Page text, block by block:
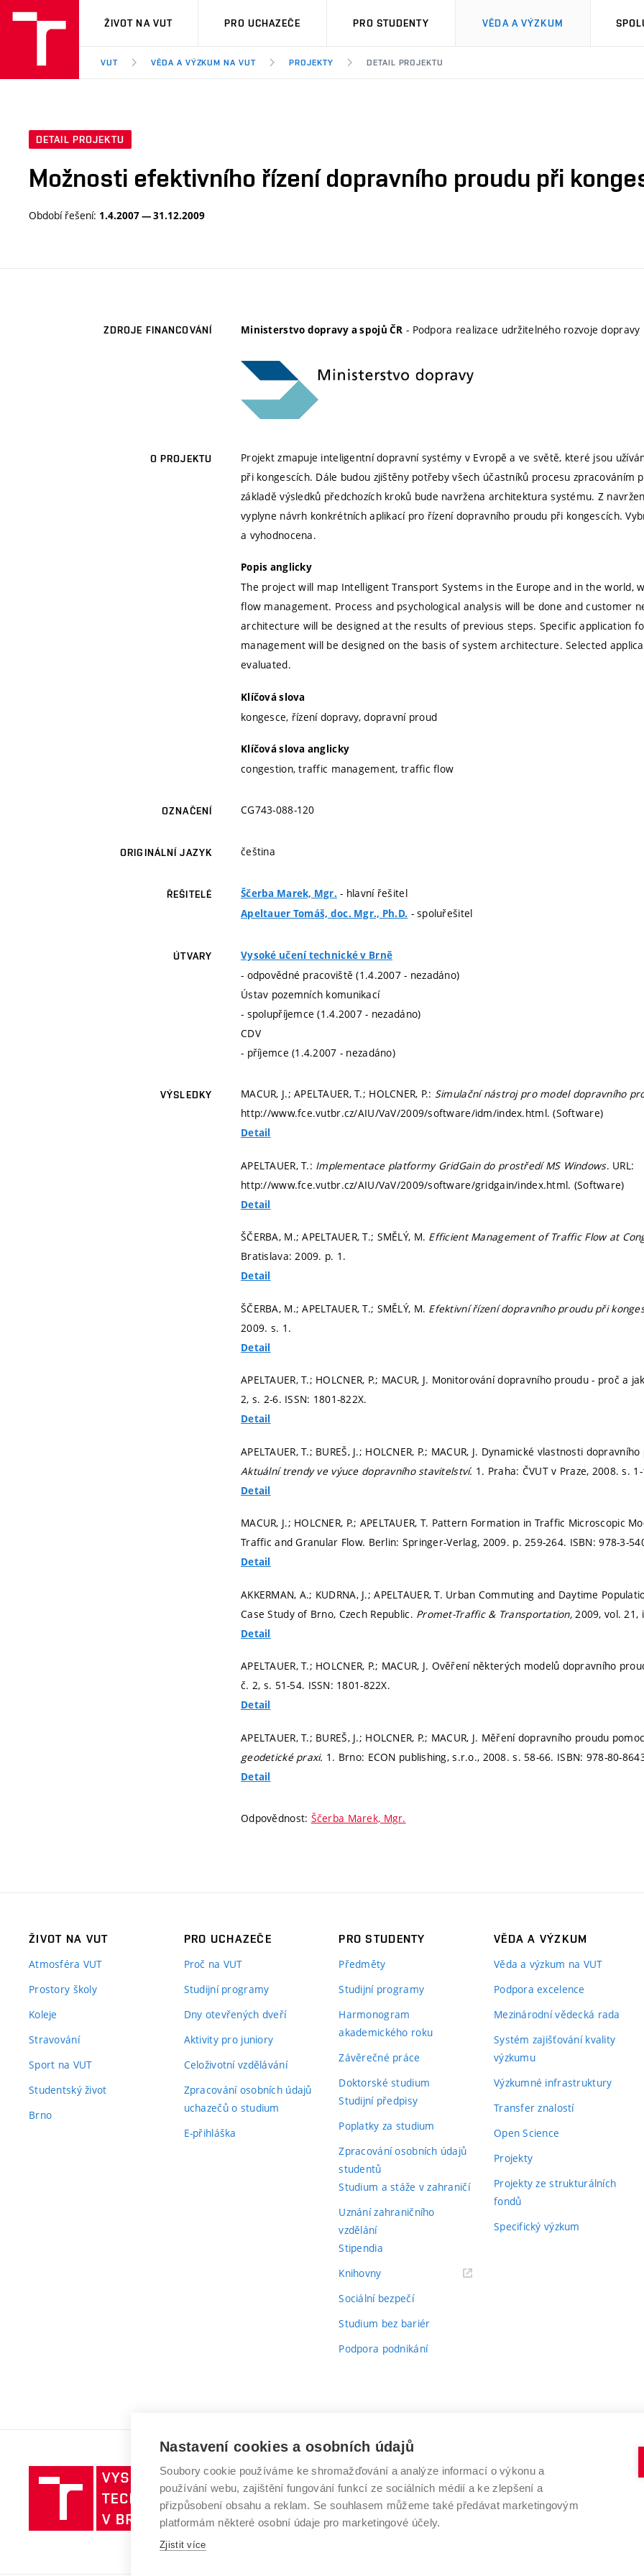
VUT
ŽIVOT NA VUT PRO UCHAZEČE PRO STUDENTY VĚDA A VÝZKUM
VUT VĚDA A VÝZKUM NA VUT PROJEKTY DETAIL PROJEKTU
DETAIL PROJEKTU
Možnosti efektivního řízení dopravního proudu při
Období řešení: 1.4.2007 — 31.12.2009
ZDROJE FINANCOVÁNÍ Ministerstvo dopravy a spojů ČR - Podpora realizace udržitelného rozvoje dopravy
O PROJEKTU
Projekt zmapuje inteligentní dopravní systémy v Evropě a ve světě, které jsou
při kongescích. Dále budou zjištěny potřeby všech účastníků procesu zpracováním
základě výsledků předchozích kroků bude navržena architektura systému. Z
vyplyne návrh konkrétních aplikací pro řízení dopravního proudu při kongescích.
a vyhodnocena.
Popis anglicky
The project will map Intelligent Transport Systems in the Europe and in the world,
flow management. Process and psychological analysis will be done and customer
architecture will be designed at the results of previous steps. Specific application
management will be designed on the basis of system architecture. Selected
evaluated.
Klíčová slova
kongesce, řízení dopravy, dopravní proud
Klíčová slova anglicky
congestion, traffic management, traffic flow
OZNAČENÍ CG743-088-120
ORIGINÁLNÍ JAZYK čeština
ŘEŠITELÉ Ščerba Marek, Mgr. - hlavní řešitel
Apeltauer Tomáš, doc. Mgr., Ph.D. - spoluřešitel
ÚTVARY Vysoké učení technické v Brně
- odpovědné pracoviště (1.4.2007 - nezadáno)
Ústav pozemních komunikací
- spolupříjemce (1.4.2007 - nezadáno)
CDV
- příjemce (1.4.2007 - nezadáno)
VÝSLEDKY MACUR, J.; APELTAUER, T.; HOLCNER, P.: Simulační nástroj pro model dopravního
http://www.fce.vutbr.cz/AIU/VaV/2009/software/idm/index.html. (Software)
Detail
APELTAUER, T.: Implementace platformy GridGain do prostředí MS Windows. URL:
http://www.fce.vutbr.cz/AIU/VaV/2009/software/gridgain/index.html. (Software)
Detail
ŠČERBA, M.; APELTAUER, T.; SMĚLÝ, M. Efficient Management of Traffic Flow at
Bratislava: 2009. p. 1.
Detail
ŠČERBA, M.; APELTAUER, T.; SMĚLÝ, M. Efektivní řízení dopravního proudu při
2009. s. 1.
Detail
APELTAUER, T.; HOLCNER, P.; MACUR, J. Monitorování dopravního proudu - proč a
2, s. 2-6. ISSN: 1801-822X.
Detail
APELTAUER, T.; BUREŠ, J.; HOLCNER, P.; MACUR, J. Dynamické vlastnosti
Aktuální trendy ve výuce dopravního stavitelství. 1. Praha: ČVUT v Praze, 2008.s.
Detail
MACUR, J.; HOLCNER, P.; APELTAUER, T. Pattern Formation in Traffic Microscopic
Traffic and Granular Flow. Berlin: Springer-Verlag, 2009. p. 259-264. ISBN: 978-3-
Detail
AKKERMAN, A.; KUDRNA, J.; APELTAUER, T. Urban Commuting and Daytime
Case Study of Brno, Czech Republic. Promet-Traffic & Transportation, 2009, vol. 21,
Detail
APELTAUER, T.; HOLCNER, P.; MACUR, J. Ověření některých modelů dopravního
č. 2, s. 51-54. ISSN: 1801-822X.
Detail
APELTAUER, T.; BUREŠ, J.; HOLCNER, P.; MACUR, J. Měření dopravního proudu
geodetické praxi. 1. Brno: ECON publishing, s.r.o., 2008.s. 58-66. ISBN: 978-80-
Detail
Odpovědnost: Ščerba Marek, Mgr.
ŽIVOT NA VUT
Atmosféra VUT
Prostory školy
Koleje
Stravování
Sport na VUT
Studentský život
Brno
PRO UCHAZEČE
Proč na VUT
Studijní programy
Dny otevřených dveří
Aktivity pro juniory
Celoživotní vzdělávání
Zpracování osobních údajů
uchazečů o studium
E-přihláška
PRO STUDENTY
Předměty
Studijní programy
Harmonogram
akademického roku
Závěrečné práce
Doktorské studium
Studijní předpisy
Poplatky za studium
Zpracování osobních údajů
studentů
Studium a stáže v zahraničí
Uznání zahraničního
vzdělání
Stipendia
Knihovny(externí
Sociální bezpečí
Studium bez bariér
Podpora podnikání
VĚDA A VÝZKUM
Věda a výzkum na VUT
Podpora excelence
Mezinárodní vědecká rada
Systém zajišťování kvality
výzkumu
Výzkumné infrastruktury
Transfer znalostí
Open Science
Projekty
Projekty ze strukturálních
fondů
Specifický výzkum
Vysoké
učení
technické
v
VYSOKÉ UČENÍ TECHNICKÉ V BRNĚ
Antonínská 548/1
602 00 Brno
www.vut.cz
Nastavení cookies a osobních údajů
Soubory cookie používáme ke shromažďování a analýze informací o výkonu a
používání webu, zajištění fungování funkcí ze sociálních médií a ke zlepšení a
přizpůsobení obsahu a reklam. Se souhlasem můžeme také předávat marketingovým
platformám některé osobní údaje pro marketingové účely.
Zjistit více